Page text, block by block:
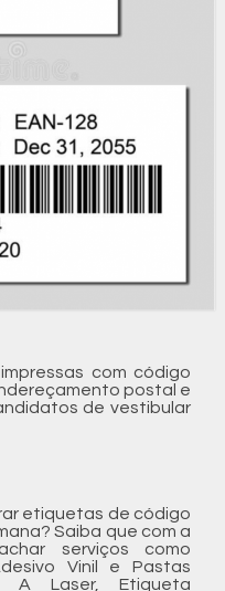
com código
postal e
de vestibular
etiquetas de código
Saiba que com a
serviços como
Vinil e Pastas
A Laser, Etiqueta